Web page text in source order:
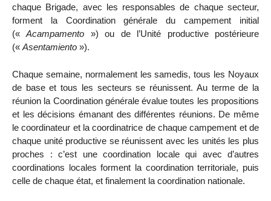
chaque Brigade, avec les responsables de chaque secteur,
forment la Coordination générale du campement initial
(«Acampamento ») ou de l’Unité productive postérieure
(« Asentamiento »).
Chaque semaine, normalement les samedis, tous les Noyaux
de base et tous les secteurs se réunissent. Au terme de la
réunion la Coordination générale évalue toutes les propositions
et les décisions émanant des différentes réunions. De même
le coordinateur et la coordinatrice de chaque campement et de
chaque unité productive se réunissent avec les unités les plus
proches : c’est une coordination locale qui avec d’autres
coordinations locales forment la coordination territoriale, puis
celle de chaque état, et finalement la coordination nationale.